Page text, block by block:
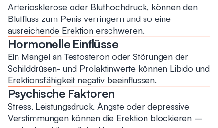
Arteriosklerose oder Bluthochdruck, können den
Blutfluss zum Penis verringern und so eine
ausreichende Erektion erschweren.
Hormonelle Einflüsse
Ein Mangel an Testosteron oder Störungen der
Schilddrüsen- und Prolaktinwerte können Libido und
Erektionsfähigkeit negativ beeinflussen.
Psychische Faktoren
Stress, Leistungsdruck, Ängste oder depressive
Verstimmungen können die Erektion blockieren –